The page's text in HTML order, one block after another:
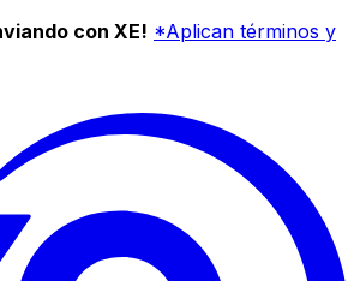
con XE! *Aplican términos y